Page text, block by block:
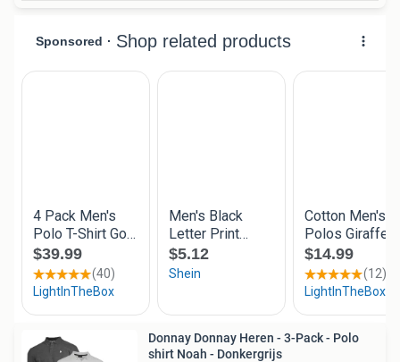
Donnay Donnay Heren - 3-Pack - Polo
shirt Noah - Donkergrijs